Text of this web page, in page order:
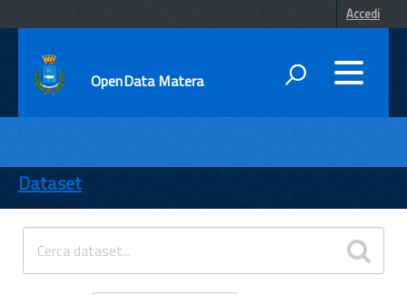
Accedi
OpenData Matera
ENTI
TEMI
INFORMAZIONI
Dataset